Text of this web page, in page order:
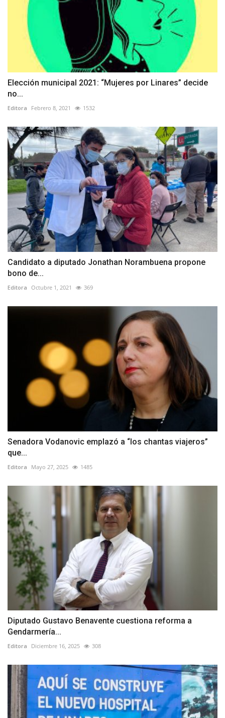
Elección municipal 2021: “Mujeres por Linares” decide
no...
Editora Febrero 8, 2021 1532
Candidato a diputado Jonathan Norambuena propone
bono de...
Editora Octubre 1, 2021 369
Senadora Vodanovic emplazó a “los chantas viajeros”
que...
Editora Mayo 27, 2025 1485
Diputado Gustavo Benavente cuestiona reforma a
Gendarmería...
Editora Diciembre 16, 2025 308